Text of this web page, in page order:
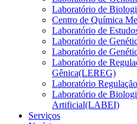
Laboratório de
Centro de Química
Laboratório de
Laboratório de
Laboratório de
Laboratório de
Gênica(LEREG)
Laboratório
Laboratório de
Artificial(LABEI)
Serviços